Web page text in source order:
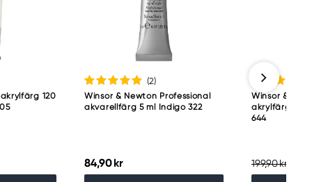
120
(2)
Winsor & Newton Professional
akvarellfärg 5 ml Indigo 322
84,90 kr
Winsor &
akrylfärg 500
644
199,90 kr